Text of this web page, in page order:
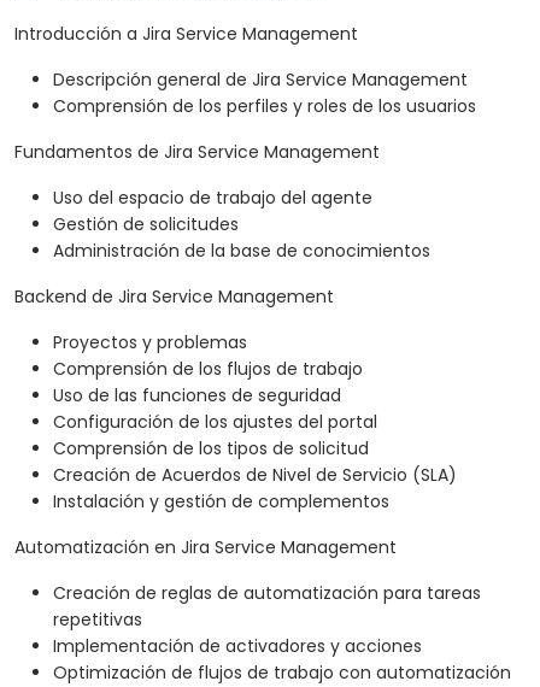
Introducción a Jira Service Management
Descripción general de Jira Service Management
Comprensión de los perfiles y roles de los usuarios
Fundamentos de Jira Service Management
Uso del espacio de trabajo del agente
Gestión de solicitudes
Administración de la base de conocimientos
Backend de Jira Service Management
Proyectos y problemas
Comprensión de los flujos de trabajo
Uso de las funciones de seguridad
Configuración de los ajustes del portal
Comprensión de los tipos de solicitud
Creación de Acuerdos de Nivel de Servicio (SLA)
Instalación y gestión de complementos
Automatización en Jira Service Management
Creación de reglas de automatización para tareas
repetitivas
Implementación de activadores y acciones
Optimización de flujos de trabajo con automatización